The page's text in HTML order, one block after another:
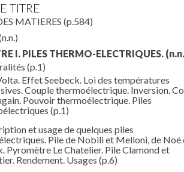
TITRE
MATIERES (p.584)
I. PILES THERMO-ELECTRIQUES.
(p.1)
Effet Seebeck. Loi des températures
Couple thermoélectrique. Inversion.
Pouvoir thermoélectrique. Piles
(p.1)
et usage de quelques piles
Pile de Nobili et Melloni, de Noé
Pyromètre Le Chatelier. Pile Clamond et
Rendement. Usages (p.6)